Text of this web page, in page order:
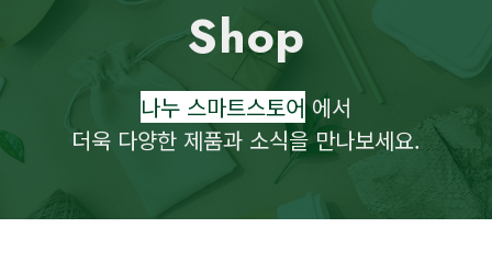
Shop
나누 스마트스토어에서
더욱 다양한 제품과 소식을 만나보세요.